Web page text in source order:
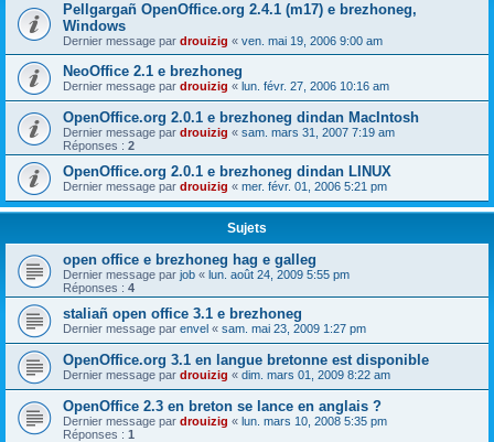
Pellgargañ OpenOffice.org 2.4.1 (m17) e brezhoneg,
Windows
Dernier message par drouizig « ven. mai 19, 2006 9:00 am
NeoOffice 2.1 e brezhoneg
Dernier message par drouizig « lun. févr. 27, 2006 10:16 am
OpenOffice.org 2.0.1 e brezhoneg dindan MacIntosh
Dernier message par drouizig « sam. mars 31, 2007 7:19 am
Réponses : 2
OpenOffice.org 2.0.1 e brezhoneg dindan LINUX
Dernier message par drouizig « mer. févr. 01, 2006 5:21 pm
Sujets
open office e brezhoneg hag e galleg
Dernier message par job « lun. août 24, 2009 5:55 pm
Réponses : 4
staliañ open office 3.1 e brezhoneg
Dernier message par envel « sam. mai 23, 2009 1:27 pm
OpenOffice.org 3.1 en langue bretonne est disponible
Dernier message par drouizig « dim. mars 01, 2009 8:22 am
OpenOffice 2.3 en breton se lance en anglais ?
Dernier message par drouizig « lun. mars 10, 2008 5:35 pm
Réponses : 1